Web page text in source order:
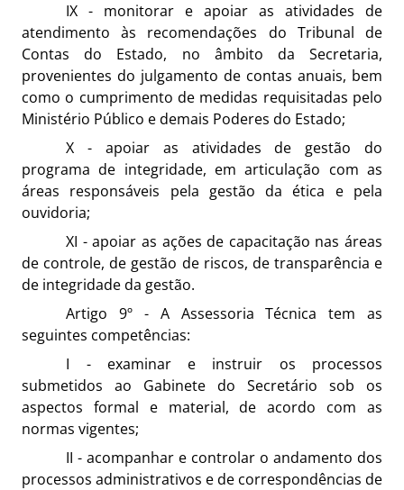
IX - monitorar e apoiar as atividades de
atendimento às recomendações do Tribunal de
Contas do Estado, no âmbito da Secretaria,
provenientes do julgamento de contas anuais, bem
como o cumprimento de medidas requisitadas pelo
Ministério Público e demais Poderes do Estado;
X - apoiar as atividades de gestão do
programa de integridade, em articulação com as
áreas responsáveis pela gestão da ética e pela
ouvidoria;
XI - apoiar as ações de capacitação nas áreas
de controle, de gestão de riscos, de transparência e
de integridade da gestão.
Artigo 9º - A Assessoria Técnica tem as
seguintes competências:
I - examinar e instruir os processos
submetidos ao Gabinete do Secretário sob os
aspectos formal e material, de acordo com as
normas vigentes;
II - acompanhar e controlar o andamento dos
processos administrativos e de correspondências de